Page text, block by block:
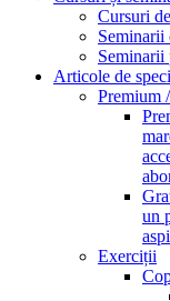
Cursuri
Seminarii
Seminarii
Articole de
Premium
un
Exerciții